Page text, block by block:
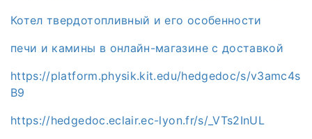
Котел твердотопливный и его особенности
печи и камины в онлайн-магазине с доставкой
https://platform.physik.kit.edu/hedgedoc/s/v3amc4s
B9
https://hedgedoc.eclair.ec-lyon.fr/s/_VTs2InUL